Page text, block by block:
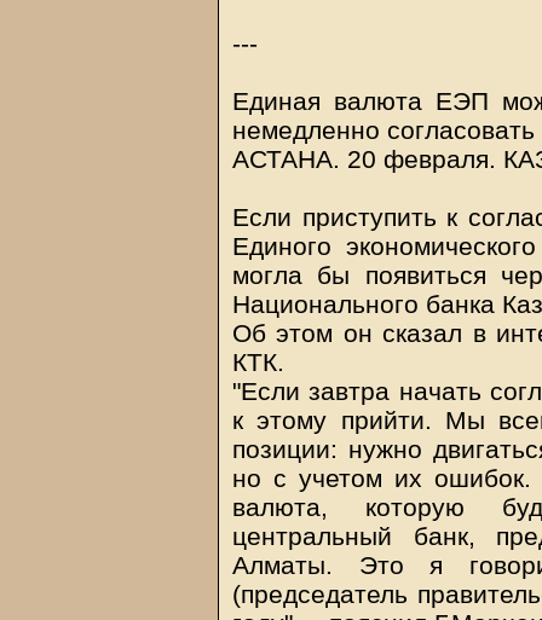
---
Единая валюта ЕЭП
немедленно
АСТАНА. 20 февраля.
Если приступить к
Единого
могла бы появиться
Национального банка
Об этом он сказал в
КТК.
"Если завтра начать
к этому прийти. Мы
позиции: нужно
но с учетом их ошибок.
валюта, которую
центральный банк,
Алматы. Это я
(председатель